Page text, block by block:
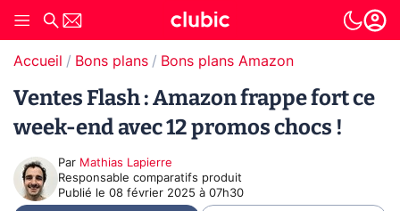
Accueil Bons plans Bons plans Amazon
Ventes Flash : Amazon frappe fort ce
week-end avec 12 promos chocs !
Par Mathias Lapierre
Responsable comparatifs produit
Publié le 08 février 2025 à 07h30